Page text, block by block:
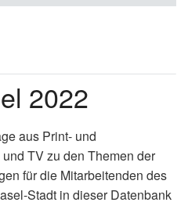
2022
aus Print- und
TV zu den Themen der
für die Mitarbeitenden des
Stadt in dieser Datenbank